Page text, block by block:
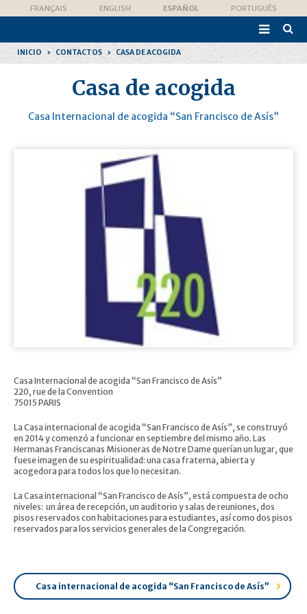
navegación
Herramientas
PersonalesFRANÇAIS ENGLISH ESPAÑOL PORTUGUÊS

INICIO › CONTACTOS › CASA DE ACOGIDA
Casa de acogida
Casa Internacional de acogida “San Francisco de Asís”
Casa Internacional de acogida “San Francisco de Asís”
220, rue de la Convention
75015 PARIS
La Casa internacional de acogida “San Francisco de Asís”, se construyó
en 2014 y comenzó a funcionar en septiembre del mismo año. Las
Hermanas Franciscanas Misioneras de Notre Dame querían un lugar, que
fuese imagen de su espiritualidad: una casa fraterna, abierta y
acogedora para todos los que lo necesitan.
La Casa internacional “San Francisco de Asís”, está compuesta de ocho
niveles: un área de recepción, un auditorio y salas de reuniones, dos
pisos reservados con habitaciones para estudiantes, así como dos pisos
reservados para los servicios generales de la Congregación.
Casa internacional de acogida “San Francisco de Asís”